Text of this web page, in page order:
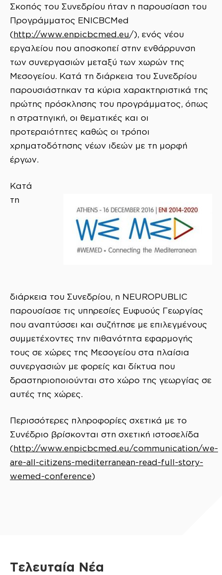
Σκοπός του Συνεδρίου ήταν η παρουσίαση του
Προγράμματος ENICBCMed
(http://www.enpicbcmed.eu/), ενός νέου
εργαλείου που αποσκοπεί στην ενθάρρυνση
των συνεργασιών μεταξύ των χωρών της
Μεσογείου. Κατά τη διάρκεια του Συνεδρίου
παρουσιάστηκαν τα κύρια χαρακτηριστικά της
πρώτης πρόσκλησης του προγράμματος, όπως
η στρατηγική, οι θεματικές και οι
προτεραιότητες καθώς οι τρόποι
χρηματοδότησης νέων ιδεών με τη μορφή
έργων.
Κατά
τη
διάρκεια του Συνεδρίου, η NEUROPUBLIC
παρουσίασε τις υπηρεσίες Ευφυούς Γεωργίας
που αναπτύσσει και συζήτησε με επιλεγμένους
συμμετέχοντες την πιθανότητα εφαρμογής
τους σε χώρες της Μεσογείου στα πλαίσια
συνεργασιών με φορείς και δίκτυα που
δραστηριοποιούνται στο χώρο της γεωργίας σε
αυτές της χώρες.
Περισσότερες πληροφορίες σχετικά με το
Συνέδριο βρίσκονται στη σχετική ιστοσελίδα
(http://www.enpicbcmed.eu/communication/we-
are-all-citizens-mediterranean-read-full-story-
wemed-conference)
Τελευταία Νέα